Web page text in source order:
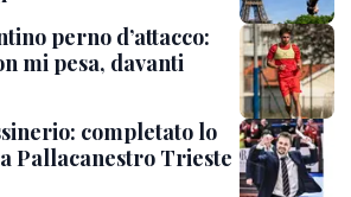
perno d’attacco:
mi pesa, davanti
completato lo
Pallacanestro Trieste